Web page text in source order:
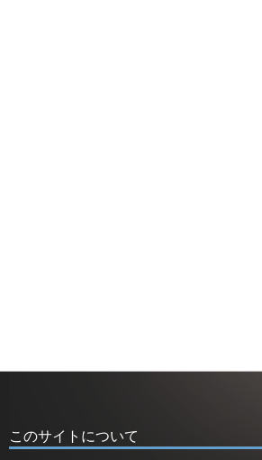
このサイトについて